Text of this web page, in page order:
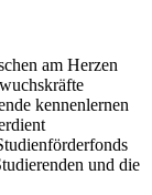
am Herzen
kennenlernen
und die